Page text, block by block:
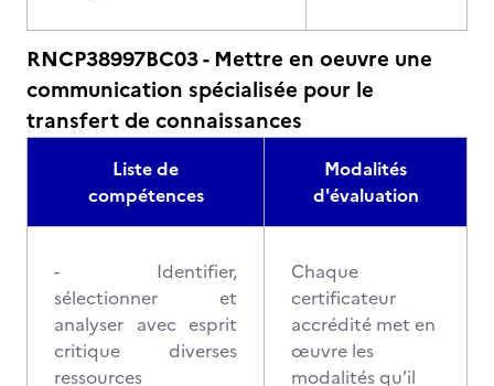
RNCP38997BC03 - Mettre en oeuvre une
communication spécialisée pour le
transfert de connaissances
Liste de
compétences
Modalités
d'évaluation
- Identifier,
sélectionner et
analyser avec esprit
critique diverses
ressources
Chaque
certificateur
accrédité met en
œuvre les
modalités qu’il